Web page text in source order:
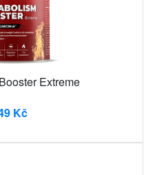
Extreme
Kč